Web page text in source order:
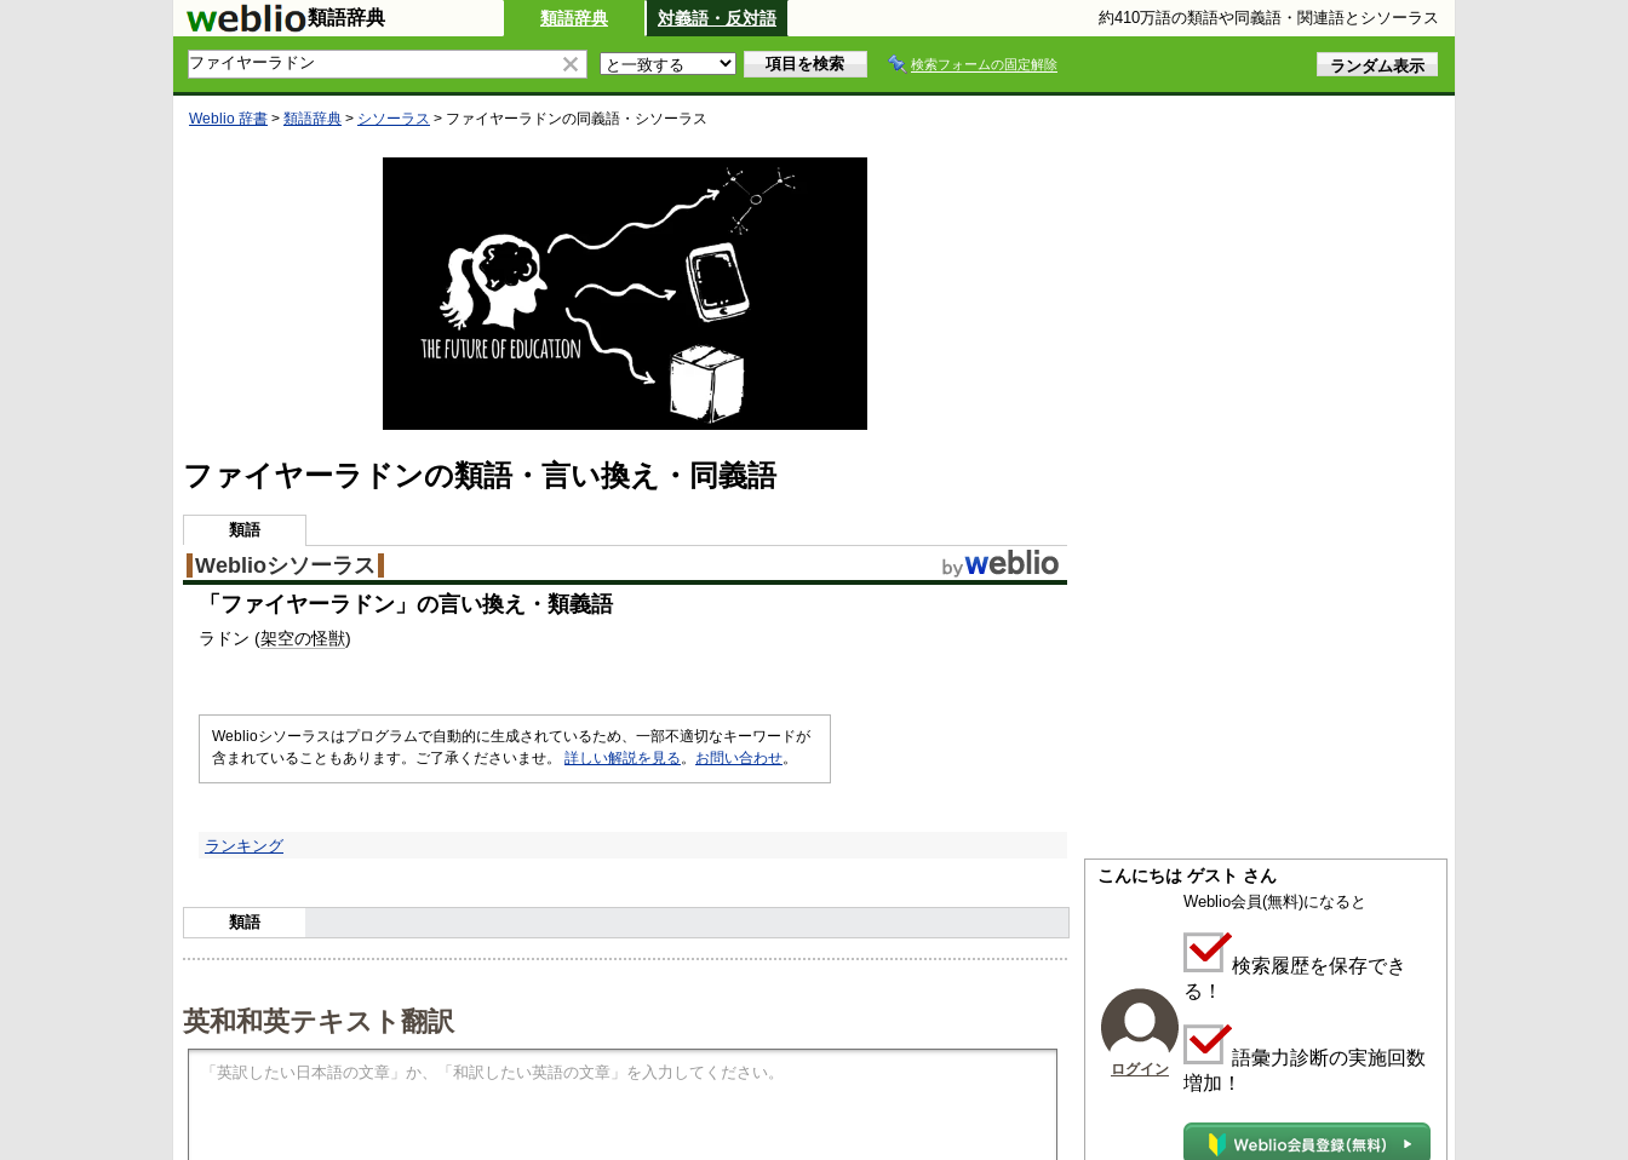
類語辞典 類語辞典 対義語・反対語 約410万語の類語や同義語・関連語とシソーラス
検索フォームの固定解除
Weblio 辞書 > 類語辞典 > シソーラス > ファイヤーラドンの同義語・シソーラス
ファイヤーラドンの類語・言い換え・同義語
類語
Weblioシソーラス
「 ファイヤーラドン 」の言い換え・類義語
ラドン (架空の怪獣)
Weblioシソーラスはプログラムで自動的に生成されているため、一部不適切なキーワードが
含まれていることもあります。ご了承くださいませ。 詳しい解説を見る 。 お問い合わせ。
ランキング
類語
英和和英テキスト翻訳
こんにちは ゲスト さん
ログイン
Weblio会員(無料)になると
検索履歴を保存でき
る！
語彙力診断の実施回数
増加！